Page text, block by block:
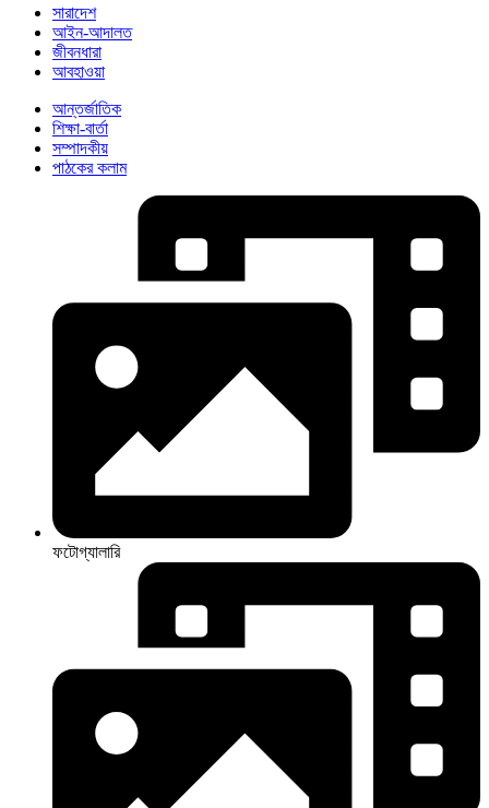
সারাদেশ
আইন-আদালত
জীবনধারা
আবহাওয়া
আন্তর্জাতিক
শিক্ষা-বার্তা
সম্পাদকীয়
পাঠকের কলাম
ফটোগ্যালারি